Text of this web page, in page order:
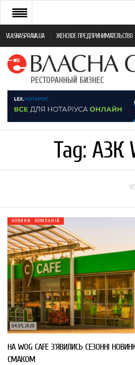
VLASNASPRAVA.UA ЖЕНСКОЕ ПРЕДПРИНИМАТЕЛЬСТВО
НОВИНИ РЕСТОРАННОГО БІЗНЕСУ
ЯК ВІДКРИТИ ТА УСПІШНО КЕРУВАТИ
МОНІТОРИНГ ЗАКОНОДАВСТВА
Tag: АЗК
04.05.2020
НОВИНИ КОМПАНІЙ
НА WOG CAFE З`ЯВИЛИСЬ СЕЗОННІ
СМАКОМ